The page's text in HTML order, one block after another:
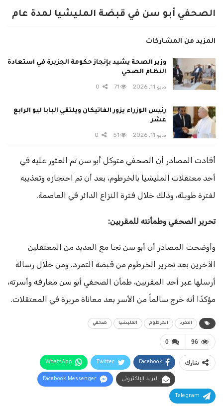
الصحفي أبو سن في قبضة المليشيا لمدة عام
المزيد من المشاركات
وزير الصحة يشيد بإنجاز حكومة الجزيرة في استعادة
النظام الصحي
مايو 11, 2026 71
رئيس الوزراء يزور الفاتيكان ويلتقي البابا ليو الرابع
عشر
مايو 11, 2026 51
أفادت المصادر أن الصحفي متوكل أبو سن تم العثور عليه في
أحد معتقلات المليشيا بالخرطوم، بعد أن تم احتجازه وتعذيبه
لفترة طويلة، وذلك خلال فترة النزاع الدائر في العاصمة.
تحرير الصحفي وطمأنته للمقربين:
وأوضحت المصادر أن أبو سن نجا مع العديد من المعتقلين
الآخرين بعد تحرير الخرطوم من قبضة التمرد. ومن خلال رسالة
أرسلها عبر أحد المقربين، طمأن الصحفي أبو سن معارفه وأسرته،
مؤكدًا أنه خرج سالماً من الأسر بعد معاناة مريرة في المعتقلات.
التمرد الخرطوم المليشيا صحفي
0 96
شارك Facebook
Twitter
WhatsApp
البريد الإلكتروني Facebook Messenger
Telegram